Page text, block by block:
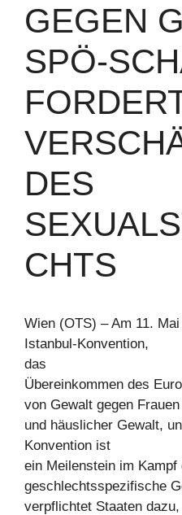
GEGEN
SPÖ-
DES
CHTS
Wien (OTS) – Am 11.
Istanbul-Konvention,
das
Übereinkommen des
von Gewalt gegen Frauen
und häuslicher Gewalt,
Konvention ist
ein Meilenstein im Kampf
geschlechtsspezifische
verpflichtet Staaten